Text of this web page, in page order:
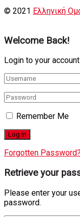
© 2021 Ελληνική
Welcome Back!
Login to your
Remember Me
Forgotten Password?
Retrieve your
Please enter your
password.